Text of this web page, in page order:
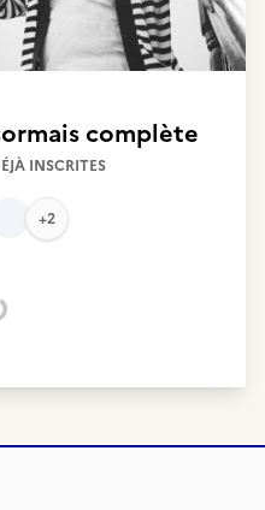
complète
INSCRITES
+2